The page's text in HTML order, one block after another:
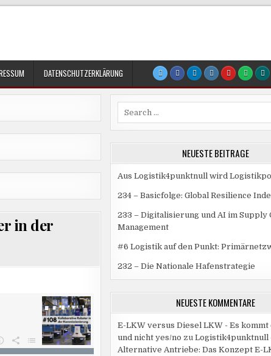
DATENSCHUTZERKLÄRUNG
in der
NEUESTE BEITRÄGE
Aus Logistik4punktnull wird
234 – Basicfolge: Global Resilience
233 – Digitalisierung und AI im Supply
Management
#6 Logistik auf den Punkt:
232 – Die Nationale Hafenstrategie
NEUESTE KOMMENTARE
E-LKW versus Diesel LKW - Es kommt
und nicht yes/no zu Logistik4punktnull
Alternative Antriebe: Das Konzept E-